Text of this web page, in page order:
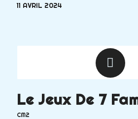
11 AVRIL 2024
Le Jeux De 7
CM2